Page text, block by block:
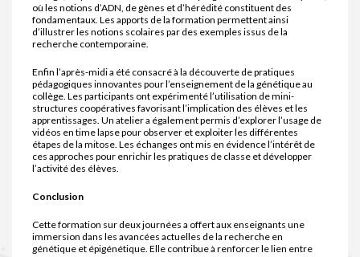
où les notions d’ADN, de gènes et d’hérédité constituent des
fondamentaux. Les apports de la formation permettent ainsi
d’illustrer les notions scolaires par des exemples issus de la
recherche contemporaine.
Enfin l’après-midi a été consacré à la découverte de pratiques
pédagogiques innovantes pour l’enseignement de la génétique au
collège. Les participants ont expérimenté l’utilisation de mini-
structures coopératives favorisant l’implication des élèves et les
apprentissages. Un atelier a également permis d’explorer l’usage de
vidéos en time lapse pour observer et exploiter les différentes
étapes de la mitose. Les échanges ont mis en évidence l’intérêt de
ces approches pour enrichir les pratiques de classe et développer
l’activité des élèves.
Conclusion
Cette formation sur deux journées a offert aux enseignants une
immersion dans les avancées actuelles de la recherche en
génétique et épigénétique. Elle contribue à renforcer le lien entre